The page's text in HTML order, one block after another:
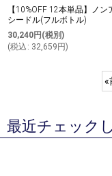
【10%OFF 12本単品】ノン
シードル(フルボトル)
30,240円 (税別)
(税込 : 32,659 円)
«
最近チェック